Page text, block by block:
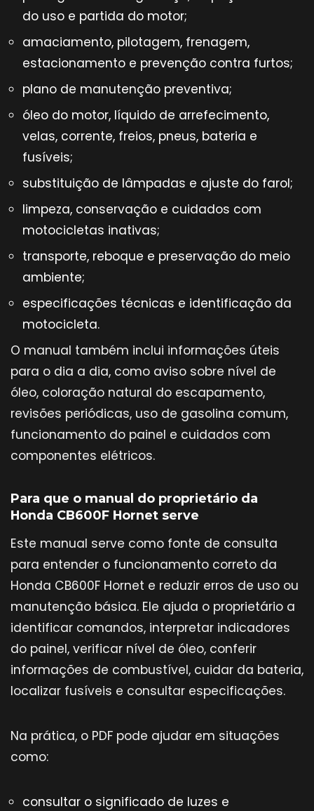
do uso e partida do motor;
amaciamento, pilotagem, frenagem,
estacionamento e prevenção contra furtos;
plano de manutenção preventiva;
óleo do motor, líquido de arrefecimento,
velas, corrente, freios, pneus, bateria e
fusíveis;
substituição de lâmpadas e ajuste do farol;
limpeza, conservação e cuidados com
motocicletas inativas;
transporte, reboque e preservação do meio
ambiente;
especificações técnicas e identificação da
motocicleta.
O manual também inclui informações úteis
para o dia a dia, como aviso sobre nível de
óleo, coloração natural do escapamento,
revisões periódicas, uso de gasolina comum,
funcionamento do painel e cuidados com
componentes elétricos.
Para que o manual do proprietário da
Honda CB600F Hornet serve
Este manual serve como fonte de consulta
para entender o funcionamento correto da
Honda CB600F Hornet e reduzir erros de uso ou
manutenção básica. Ele ajuda o proprietário a
identificar comandos, interpretar indicadores
do painel, verificar nível de óleo, conferir
informações de combustível, cuidar da bateria,
localizar fusíveis e consultar especificações.
Na prática, o PDF pode ajudar em situações
como:
consultar o significado de luzes e